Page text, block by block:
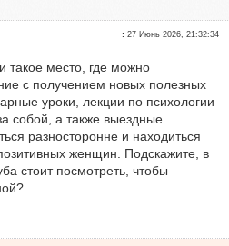
:27 Июнь 2026, 21:32:34
такое место, где можно
с получением новых полезных
уроки, лекции по психологии
собой, а также выездные
разносторонне и находиться
женщин. Подскажите, в
стоит посмотреть, чтобы